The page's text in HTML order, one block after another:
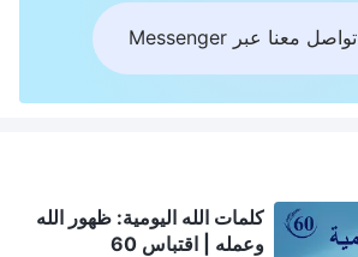
تواصل معنا عبر Messenger
كلمات الله اليومية: ظهور الله
وعمله | اقتباس 60